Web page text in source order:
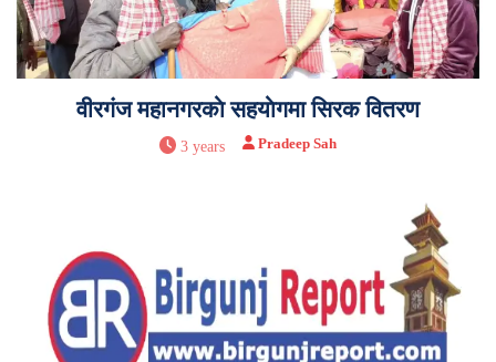
वीरगंज महानगरकाे सहयाेगमा सिरक वितरण
3 years Pradeep Sah